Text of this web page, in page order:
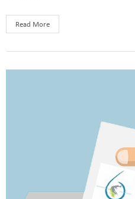
Read More